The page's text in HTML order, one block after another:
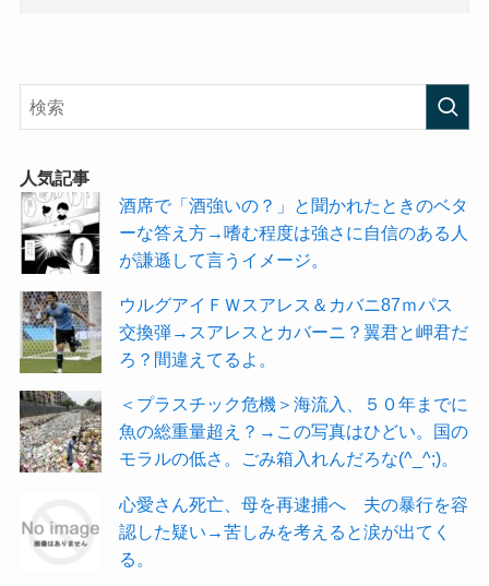
人気記事
酒席で「酒強いの？」と聞かれたときのベタ
ーな答え方→嗜む程度は強さに自信のある人
が謙遜して言うイメージ。
ウルグアイＦＷスアレス＆カバニ87ｍパス
交換弾→スアレスとカバーニ？翼君と岬君だ
ろ？間違えてるよ。
＜プラスチック危機＞海流入、５０年までに
魚の総重量超え？→この写真はひどい。国の
モラルの低さ。ごみ箱入れんだろな(^_^;)。
心愛さん死亡、母を再逮捕へ 夫の暴行を容
認した疑い→苦しみを考えると涙が出てく
る。